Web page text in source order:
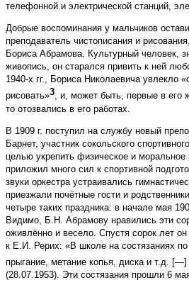
телефонной и электрической станций,
Добрые воспоминания у мальчиков
преподаватель чистописания и
Бориса Абрамова. Культурный человек,
живопись, он старался привить к ней
1940-х гг., Бориса Николаевича увлекло
рисовать»3, и, может быть, первые в его
то отозвались в его работах.
В 1909 г. поступил на службу новый
Барнет, участник сокольского
целью укрепить физическое и
приложил много сил к спортивной
звуки оркестра устраивались
приезжали почётные гости и
четыре таких праздника: в начале мая
Видимо, Б.Н. Абрамову нравились эти
оживлённо и весело. Спустя сорок лет
к Е.И. Рерих: «В школе на состязаниях по
прыгание, метание копья, диска и т.д. [—]
(28.07.1953). Эти состязания прошли 6